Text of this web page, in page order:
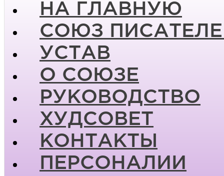
НА ГЛАВНУЮ
СОЮЗ
УСТАВ
О СОЮЗЕ
РУКОВОДСТВО
ХУДСОВЕТ
КОНТАКТЫ
ПЕРСОНАЛИИ